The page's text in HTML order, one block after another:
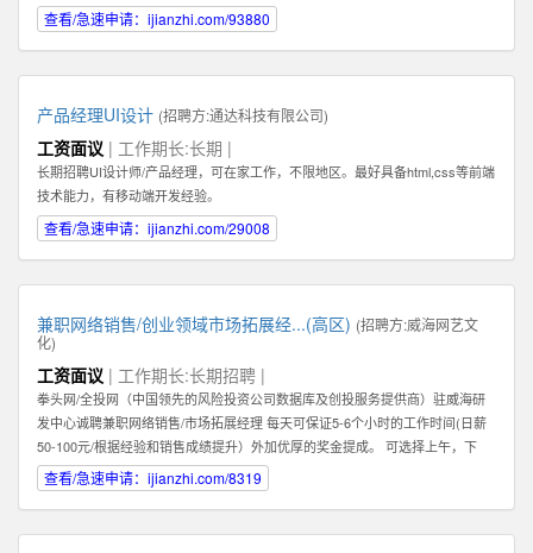
点：任意，有网络有电即可 工作要求：配合，如抖音提示需要扫脸配合扫脸 其
他福利：播满10天额外奖励200元 应聘地：全国皆可
查看/急速申请：ijianzhi.com/93880
产品经理UI设计 (招聘方:通达科技有限公司)
工资面议 | 工作期长:长期 |
长期招聘UI设计师/产品经理，可在家工作，不限地区。最好具备html,css等前端
技术能力，有移动端开发经验。
查看/急速申请：ijianzhi.com/29008
兼职网络销售/创业领域市场拓展经...(高区) (招聘方:威海网艺文
化)
工资面议 | 工作期长:长期招聘 |
拳头网/全投网（中国领先的风险投资公司数据库及创投服务提供商）驻威海研
发中心诚聘兼职网络销售/市场拓展经理 每天可保证5-6个小时的工作时间(日薪
50-100元/根据经验和销售成绩提升）外加优厚的奖金提成。 可选择上午，下
午，或晚上工作。 办公地点：高区火炬路169-1号北洋云计算电子创新平台302
室（近山东大学） 1：你必须热爱销售！必须能够真诚，热情地主动联系客户。
而不是只为了眼前的蝇头小利而失去客户对你的信任。 2: 我们需要能和客户建
查看/急速申请：ijianzhi.com/8319